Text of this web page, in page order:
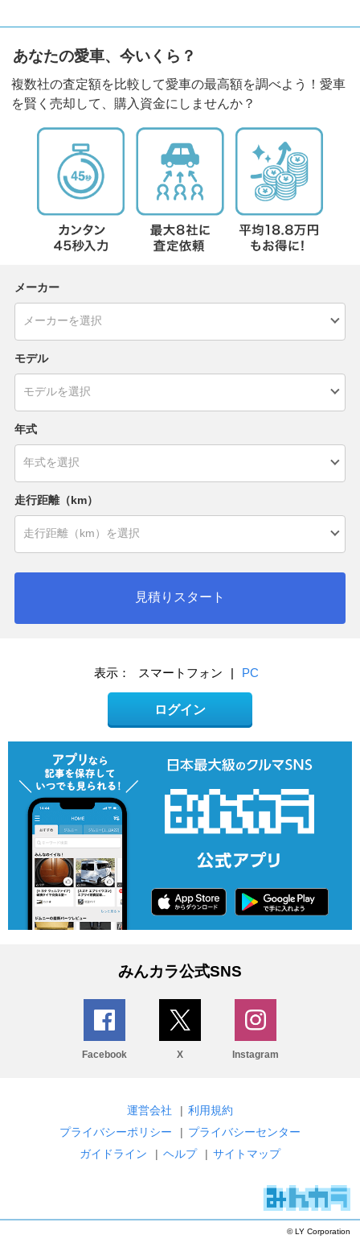
あなたの愛車、今いくら？
複数社の査定額を比較して愛車の最高額を調べよう！愛車
を賢く売却して、購入資金にしませんか？
メーカー
モデル
年式
走行距離（km）
見積りスタート
表示： スマートフォン | PC
ログイン
みんカラ公式SNS
Facebook X Instagram
運営会社 | 利用規約
プライバシーポリシー
| プライバシーセンター
ガイドライン
| ヘルプ | サイトマップ
© LY Corporation